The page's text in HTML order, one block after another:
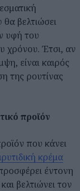
βελτιώσει
υφή του
χρόνου. Έτσι, αν
είναι καιρός
της ρουτίνας
προϊόν
που κάνει
κρέμα
έντονη
βελτιώνει τον